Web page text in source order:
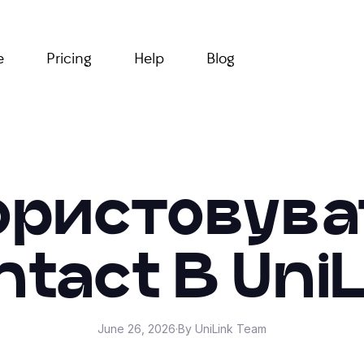
Pricing Help Blog
В
June 26, 2026·By UniLink Team